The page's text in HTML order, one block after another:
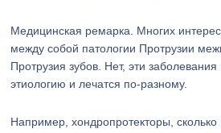
Медицинская ремарка. Многих
между собой патологии Протрузии
Протрузия зубов. Нет, эти
этиологию и лечатся по-разному.
Например, хондропротекторы,